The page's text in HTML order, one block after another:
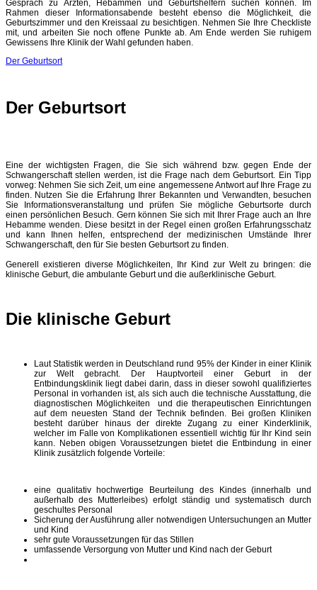
Gespräch zu Ärzten, Hebammen und Geburtshelfern suchen können. Im
Rahmen dieser Informationsabende besteht ebenso die Möglichkeit, die
Geburtszimmer und den Kreissaal zu besichtigen. Nehmen Sie Ihre Checkliste
mit, und arbeiten Sie noch offene Punkte ab. Am Ende werden Sie ruhigem
Gewissens Ihre Klinik der Wahl gefunden haben.
Der Geburtsort
Der Geburtsort
Eine der wichtigsten Fragen, die Sie sich während bzw. gegen Ende der
Schwangerschaft stellen werden, ist die Frage nach dem Geburtsort. Ein Tipp
vorweg: Nehmen Sie sich Zeit, um eine angemessene Antwort auf Ihre Frage zu
finden. Nutzen Sie die Erfahrung Ihrer Bekannten und Verwandten, besuchen
Sie Informationsveranstaltung und prüfen Sie mögliche Geburtsorte durch
einen persönlichen Besuch. Gern können Sie sich mit Ihrer Frage auch an Ihre
Hebamme wenden. Diese besitzt in der Regel einen großen Erfahrungsschatz
und kann Ihnen helfen, entsprechend der medizinischen Umstände Ihrer
Schwangerschaft, den für Sie besten Geburtsort zu finden.
Generell existieren diverse Möglichkeiten, Ihr Kind zur Welt zu bringen: die
klinische Geburt, die ambulante Geburt und die außerklinische Geburt.
Die klinische Geburt
Laut Statistik werden in Deutschland rund 95% der Kinder in einer Klinik
zur Welt gebracht. Der Hauptvorteil einer Geburt in der
Entbindungsklinik liegt dabei darin, dass in dieser sowohl qualifiziertes
Personal in vorhanden ist, als sich auch die technische Ausstattung, die
diagnostischen Möglichkeiten und die therapeutischen Einrichtungen
auf dem neuesten Stand der Technik befinden. Bei großen Kliniken
besteht darüber hinaus der direkte Zugang zu einer Kinderklinik,
welcher im Falle von Komplikationen essentiell wichtig für Ihr Kind sein
kann. Neben obigen Voraussetzungen bietet die Entbindung in einer
Klinik zusätzlich folgende Vorteile:
eine qualitativ hochwertige Beurteilung des Kindes (innerhalb und
außerhalb des Mutterleibes) erfolgt ständig und systematisch durch
geschultes Personal
Sicherung der Ausführung aller notwendigen Untersuchungen an Mutter
und Kind
sehr gute Voraussetzungen für das Stillen
umfassende Versorgung von Mutter und Kind nach der Geburt